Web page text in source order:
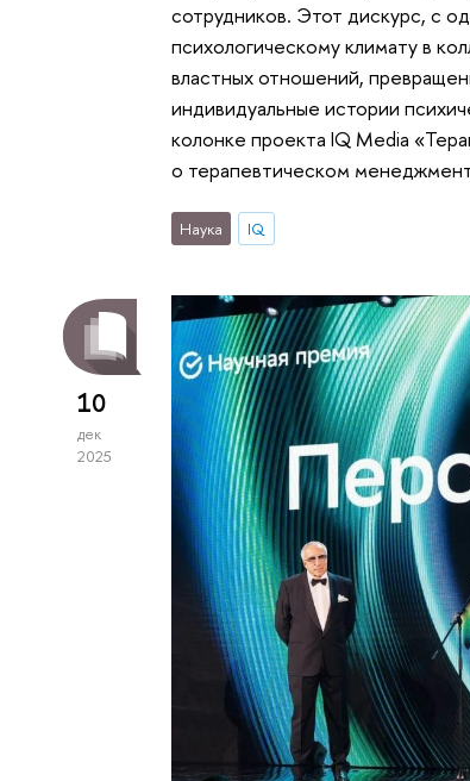
сотрудников. Этот дискурс, с
психологическому климату в
властных отношений,
индивидуальные истории
колонке проекта IQ Media
о терапевтическом
Наука IQ
10
дек
2025